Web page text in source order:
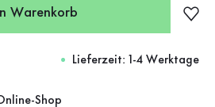
Warenkorb
Lieferzeit: 1-4 Werktage
Shop